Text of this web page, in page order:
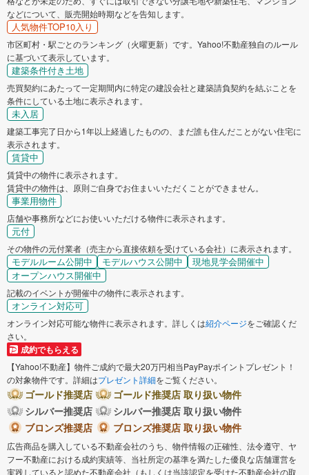
などについて、販売開始時期などを告知します。
人気物件TOP10入り
市区町村・駅ごとのランキング（火曜更新）です。Yahoo!不動産独自のルール
に基づいて表示しています。
建築条件付き土地
売買契約にあたって一定期間内に特定の建設会社と建築請負契約を結ぶことを
条件にしている土地に表示されます。
未入居
建築工事完了日から1年以上経過したものの、まだ誰も住んだことがない住宅に
表示されます。
賃貸中
賃貸中の物件に表示されます。
賃貸中の物件は、原則ご自身でお住まいいただくことができません。
事業用物件
店舗や事務所などにお使いいただける物件に表示されます。
元付
その物件の元付業者（売主から直接依頼を受けている会社）に表示されます。
モデルルーム公開中 モデルハウス公開中
現地見学会開催中
オープンハウス開催中
記載のイベントが開催中の物件に表示されます。
オンライン対応可
オンライン対応可能な物件に表示されます。詳しくは紹介ページをご確認くだ
さい。
成約でもらえる
【Yahoo!不動産】物件ご成約で最大20万円相当PayPayポイントプレゼント！
の対象物件です。詳細はプレゼント詳細をご覧ください。
ゴールド推奨店
ゴールド推奨店 取り扱い物件
シルバー推奨店
シルバー推奨店 取り扱い物件
ブロンズ推奨店
ブロンズ推奨店 取り扱い物件
広告商品を購入している不動産会社のうち、物件情報の正確性、法令遵守、ヤ
フー不動産における成約実績等、当社所定の基準を満たした優良な店舗運営を
実践していると認めた不動産会社（もしくは当該認定を受けた不動産会社の取